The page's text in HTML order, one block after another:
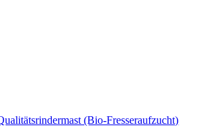
(Bio-Fresseraufzucht)